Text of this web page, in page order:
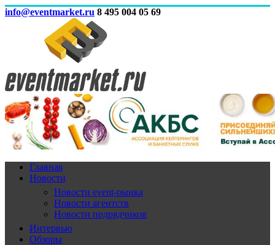
info@eventmarket.ru 8 495 004 05 69
Главная
Новости
Новости event-рынка
Новости агентств
Новости подрядчиков
Интервью
Обзоры